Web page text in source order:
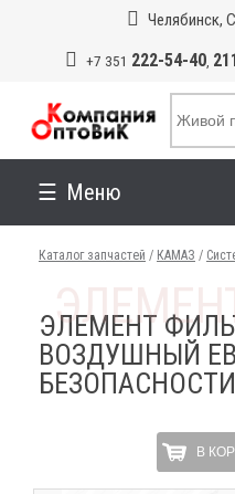
Челябинск,
+7 351 222-54-40,
Меню
Каталог запчастей / КАМАЗ /
ЭЛЕМЕНТ
ВОЗДУШНЫЙ
В